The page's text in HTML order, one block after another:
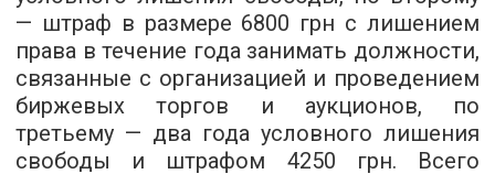
— штраф в размере 6800 грн с лишением
права в течение года занимать должности,
связанные с организацией и проведением
биржевых торгов и аукционов, по
третьему — два года условного лишения
свободы и штрафом 4250 грн. Всего